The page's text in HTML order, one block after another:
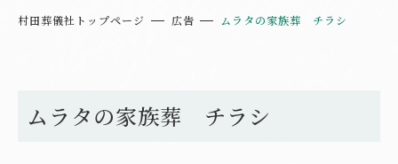
村田葬儀社トップページ 広告 ムラタの家族葬 チラシ
ムラタの家族葬 チラシ